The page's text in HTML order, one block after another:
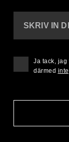
SKRIV IN
Ja tack, jag
därmed